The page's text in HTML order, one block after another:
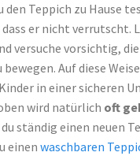
Teppich zu Hause
er nicht verrutscht.
versuche vorsichtig,
Auf diese
in einer sicheren
wird natürlich oft
ständig einen neuen
einen waschbaren